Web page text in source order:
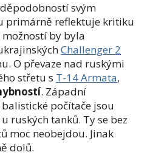
svým
primárně reflektuje kritiku
by byla
Challenger 2
O převaze nad ruskými
střetu s T-14 Armata,
. Západní
počítače jsou
ruských tanků. Ty se bez
moc neobejdou. Jinak
dolů.